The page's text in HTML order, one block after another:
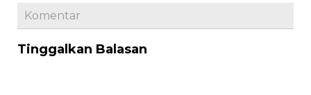
Komentar
Tinggalkan Balasan